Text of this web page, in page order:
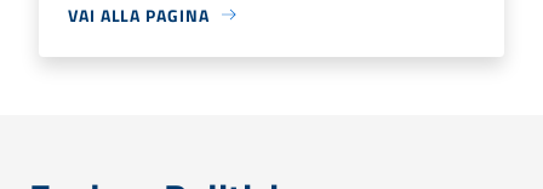
VAI ALLA PAGINA